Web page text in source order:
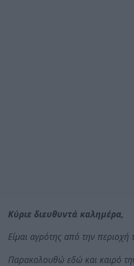
Κύριε διευθυντά καλημέρα,
Είμαι αγρότης από την περιοχή
Παρακολουθώ εδώ και καιρό